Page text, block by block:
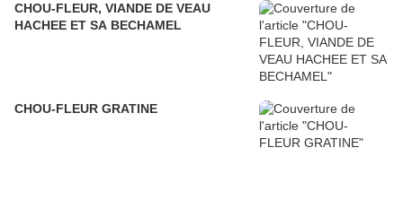
CHOU-FLEUR, VIANDE DE VEAU
HACHEE ET SA BECHAMEL
CHOU-FLEUR GRATINE